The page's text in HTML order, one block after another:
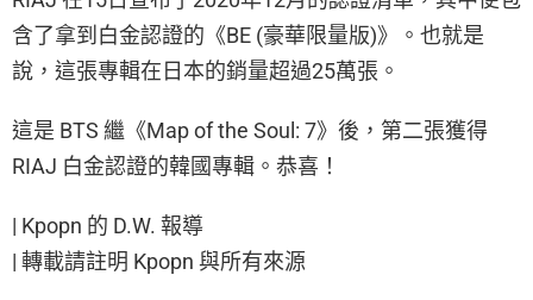
含了拿到白金認證的《BE (豪華限量版)》。也就是
說，這張專輯在日本的銷量超過25萬張。
這是 BTS 繼《Map of the Soul: 7》後，第二張獲得
RIAJ 白金認證的韓國專輯。恭喜！
| Kpopn 的 D.W. 報導
| 轉載請註明 Kpopn 與所有來源